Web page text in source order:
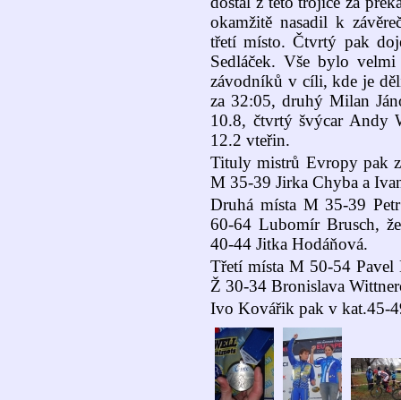
okamžitě nasadil k
třetí místo. Čtvrtý pak
Sedláček. Vše bylo
závodníků v cíli, kde je
za 32:05, druhý Milan
10.8, čtvrtý švýcar Andy
12.2 vteřin.
Tituly mistrů Evropy pak
M 35-39 Jirka Chyba a
Druhá místa M 35-39
60-64 Lubomír Brusch,
40-44 Jitka Hodáňová.
Třetí místa M 50-54
Ž 30-34 Bronislava
Ivo Kovářik pak v kat.45-